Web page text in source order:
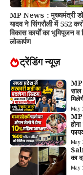
MP News : मुख्यमंत्री
यादव ने सिंगरौली में 552
विकास कार्यों का भूमिपूजन व
लोकार्पण
ट्रेंडिंग न्यूज़
MP
साल
May
MP
May
का
May